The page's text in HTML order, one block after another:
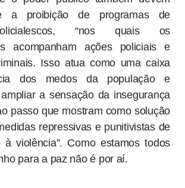
a proibição de programas de
“nos quais os
acompanham ações policiais e
Isso atua como uma caixa
dos medos da população e
a sensação da insegurança
passo que mostram como solução
repressivas e punitivistas de
à violência”. Como estamos todos
para a paz não é por aí.